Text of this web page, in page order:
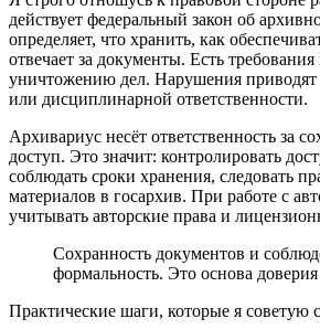
действует федеральный закон об
определяет, что хранить, как
отвечает за документы. Есть требования
уничтожению дел. Нарушения приводят
или дисциплинарной ответственности.
Архивариус несёт ответственность за
доступ. Это значит: контролировать
соблюдать сроки хранения, следовать
материалов в госархив. При работе с
учитывать авторские права и
Сохранность документов и
формальность. Это основа доверия
Практические шаги, которые я советую